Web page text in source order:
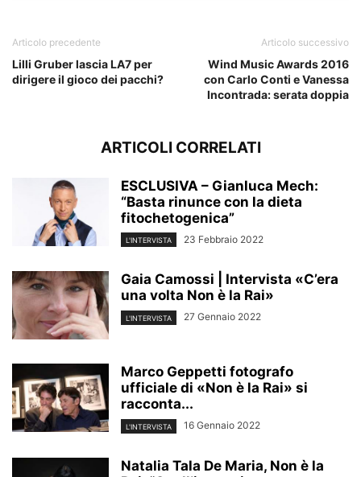
Articolo precedente
Lilli Gruber lascia LA7 per
dirigere il gioco dei pacchi?
Articolo successivo
Wind Music Awards 2016
con Carlo Conti e Vanessa
Incontrada: serata doppia
ARTICOLI CORRELATI
ESCLUSIVA – Gianluca Mech:
“Basta rinunce con la dieta
fitochetogenica”
L'INTERVISTA 23 Febbraio 2022
Gaia Camossi | Intervista «C’era
una volta Non è la Rai»
L'INTERVISTA 27 Gennaio 2022
Marco Geppetti fotografo
ufficiale di «Non è la Rai» si
racconta...
L'INTERVISTA 16 Gennaio 2022
Natalia Tala De Maria, Non è la